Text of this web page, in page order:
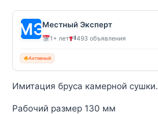
цена
составляла
960₽.
цена:
910₽.
Местный Эксперт
1+ лет 493 объявления
Активный
Имитация бруса камерной сушки.
Рабочий размер 130 мм